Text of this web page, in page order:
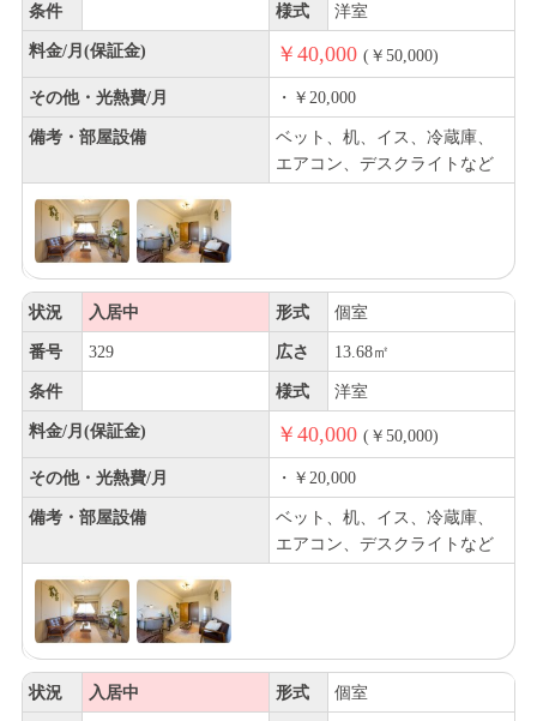
条件 様式 洋室
料金/月(保証金) ￥40,000 (￥50,000)
その他・光熱費/月 ・￥20,000
備考・部屋設備
ベット、机、イス、冷蔵庫、
エアコン、デスクライトなど
状況 入居中 形式 個室
番号 329 広さ 13.68㎡
条件 様式 洋室
料金/月(保証金) ￥40,000 (￥50,000)
その他・光熱費/月 ・￥20,000
備考・部屋設備
ベット、机、イス、冷蔵庫、
エアコン、デスクライトなど
状況 入居中 形式 個室